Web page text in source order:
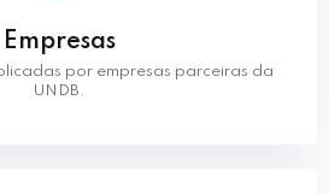
Empresas
por empresas parceiras da
UNDB.